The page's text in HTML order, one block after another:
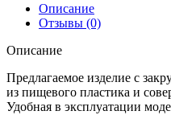
Описание
Отзывы (0)
Описание
Предлагаемое изделие с
из пищевого пластика и
Удобная в эксплуатации